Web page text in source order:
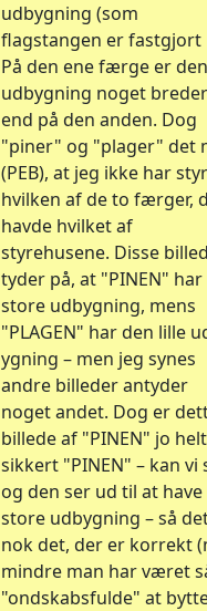
udbygning (som
flagstangen er fastgjort
På den ene færge er
udbygning noget
end på den anden. Dog
"piner" og "plager" det
(PEB), at jeg ikke har
hvilken af de to færger,
havde hvilket af
styrehusene. Disse
tyder på, at "PINEN"
store udbygning, mens
"PLAGEN" har den lille
ygning – men jeg synes
andre billeder antyder
noget andet. Dog er
billede af "PINEN" jo helt
sikkert "PINEN" – kan vi
og den ser ud til at
store udbygning – så
nok det, der er korrekt
mindre man har været
"ondskabsfulde" at